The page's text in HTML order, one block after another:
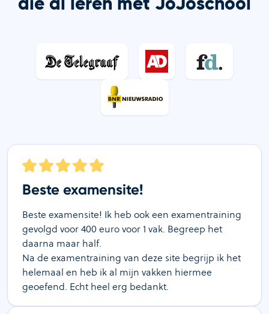
Beste examensite!
Beste examensite! Ik heb ook een examentraining
gevolgd voor 400 euro voor 1 vak. Begreep het
daarna maar half.
Na de examentraining van deze site begrijp ik het
helemaal en heb ik al mijn vakken hiermee
geoefend. Echt heel erg bedankt.